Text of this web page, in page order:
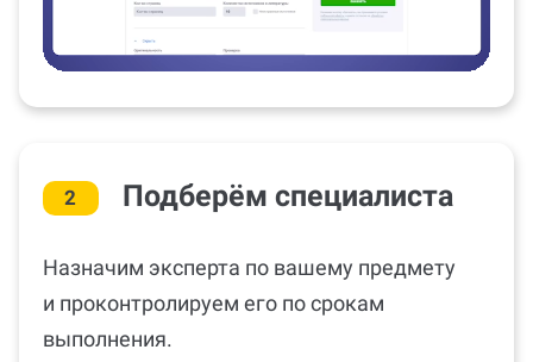
2 Подберём специалиста
Назначим эксперта по вашему предмету
и проконтролируем его по срокам
выполнения.